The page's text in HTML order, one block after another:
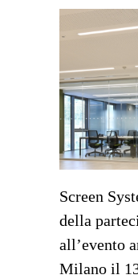
Screen
della
all’evento
Milano il